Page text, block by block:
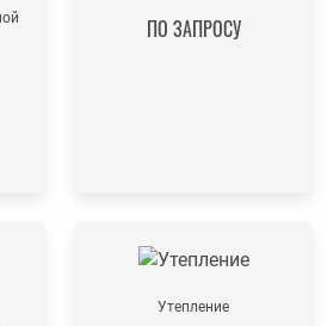
ПО ЗАПРОСУ
Утепление